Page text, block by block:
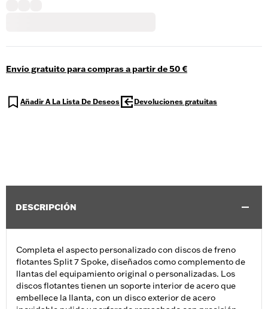
Envío gratuito para compras a partir de 50 €
Añadir A La Lista De Deseos Devoluciones gratuitas
DESCRIPCIÓN
Completa el aspecto personalizado con discos de freno
flotantes Split 7 Spoke, diseñados como complemento de
llantas del equipamiento original o personalizadas. Los
discos flotantes tienen un soporte interior de acero que
embellece la llanta, con un disco exterior de acero